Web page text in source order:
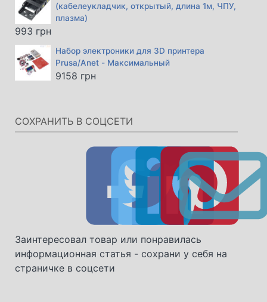
(кабелеукладчик, открытый, длина 1м, ЧПУ,
плазма)
993 грн
Набор электроники для 3D принтера
Prusa/Anet - Максимальный
9158 грн
СОХРАНИТЬ В СОЦСЕТИ
Заинтересовал товар или понравилась
информационная статья - сохрани у себя на
страничке в соцсети